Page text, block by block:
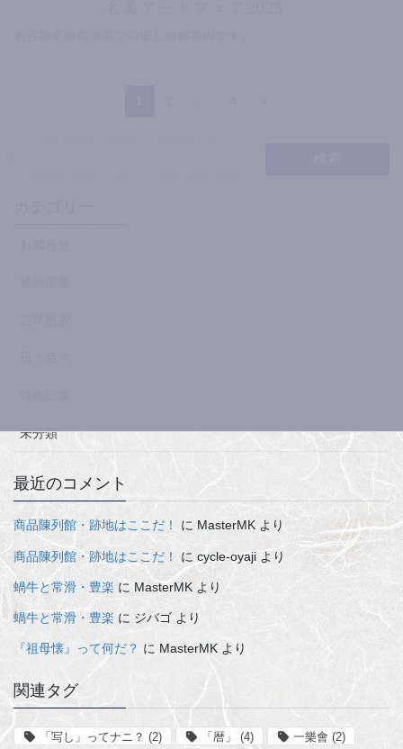
未分類
最近のコメント
商品陳列館・跡地はここだ！ に MasterMKより
商品陳列館・跡地はここだ！ にcycle-oyaji より
蝸牛と常滑・豊楽 に MasterMK より
蝸牛と常滑・豊楽に ジバゴ より
『祖母懐』って何だ？ に MasterMK より
関連タグ
「写し」ってナニ？ (2) 「暦」 (4) 一樂會 (2)